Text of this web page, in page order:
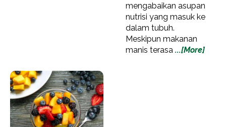
mengabaikan asupan
nutrisi yang masuk ke
dalam tubuh.
Meskipun makanan
manis terasa ...[More]